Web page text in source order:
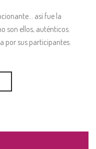
así fue la
son ellos, auténticos.
por sus participantes.